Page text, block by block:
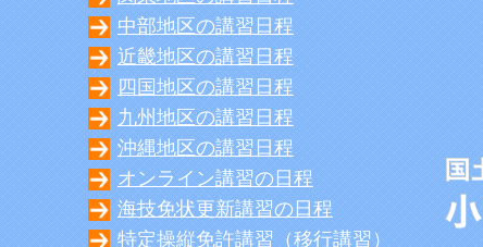
中部地区の講習日程
近畿地区の講習日程
四国地区の講習日程
九州地区の講習日程
沖縄地区の講習日程
オンライン講習の日程
海技免状更新講習の日程
特定操縦免許講習（移行講習）